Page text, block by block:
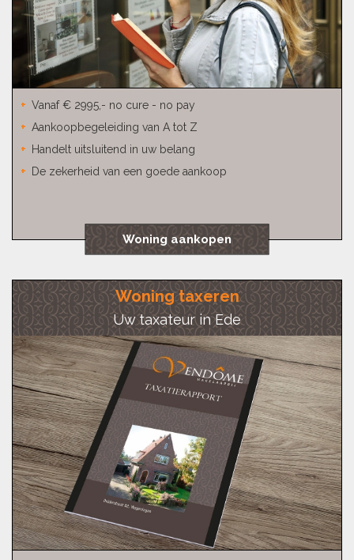
Vanaf € 2995,- no cure - no pay
Aankoopbegeleiding van A tot Z
Handelt uitsluitend in uw belang
De zekerheid van een goede aankoop
Woning aankopen
Woning taxeren
Uw taxateur in Ede